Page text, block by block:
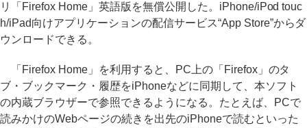
リ「Firefox Home」英語版を無償公開した。iPhone/iPod touc
h/iPad向けアプリケーションの配信サービス“App Store”からダ
ウンロードできる。
「Firefox Home」を利用すると、PC上の「Firefox」のタ
ブ・ブックマーク・履歴をiPhoneなどに同期して、本ソフト
の内蔵ブラウザーで参照できるようになる。たとえば、PCで
読みかけのWebページの続きを出先のiPhoneで読むといった